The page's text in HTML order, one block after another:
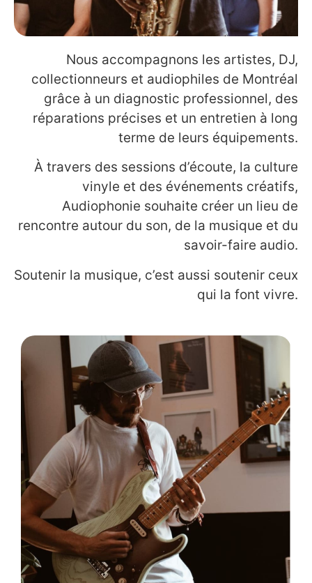
Nous accompagnons les artistes, DJ,
collectionneurs et audiophiles de Montréal
grâce à un diagnostic professionnel, des
réparations précises et un entretien à long
terme de leurs équipements.
À travers des sessions d’écoute, la culture
vinyle et des événements créatifs,
Audiophonie souhaite créer un lieu de
rencontre autour du son, de la musique et du
savoir-faire audio.
Soutenir la musique, c’est aussi soutenir ceux
qui la font vivre.